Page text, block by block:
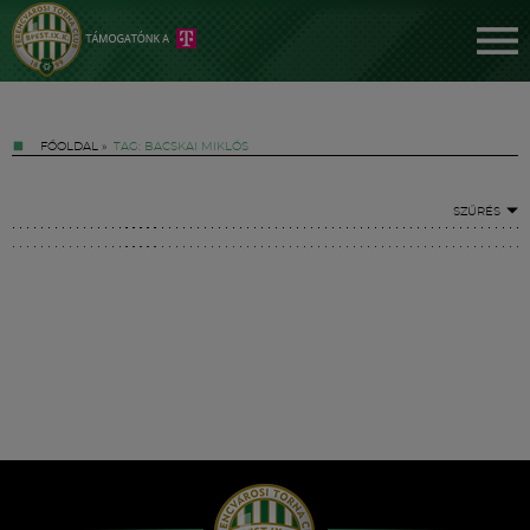
FŐOLDAL » TAG: BACSKAI MIKLÓS
SZŰRÉS
Hírek